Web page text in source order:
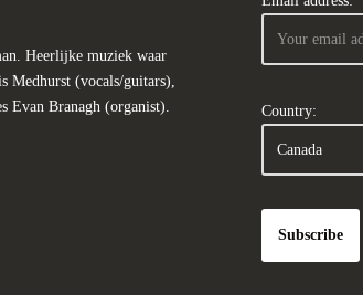
Heerlijke muziek waar
Medhurst (vocals/guitars),
Evan Branagh (organist).
Country: